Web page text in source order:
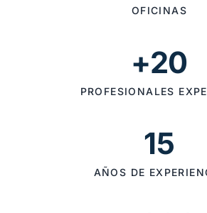
OFICINAS
+20
PROFESIONALES
15
AÑOS DE